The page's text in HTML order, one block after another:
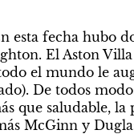
esta fecha hubo
El Aston
el mundo le
De todos
que saludable, la